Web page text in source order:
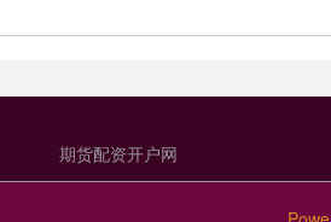
期货配资开户网